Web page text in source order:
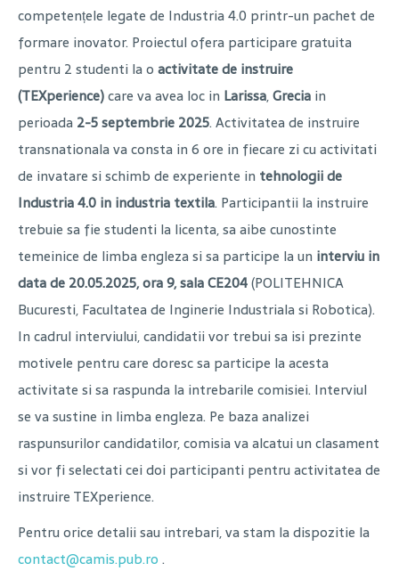
competențele legate de Industria 4.0 printr-un pachet de
formare inovator. Proiectul ofera participare gratuita
pentru 2 studenti la o activitate de instruire
(TEXperience)care va avea loc in Larissa,Grecia in
perioada 2-5 septembrie 2025. Activitatea de instruire
transnationala va consta in 6 ore in fiecare zi cu activitati
de invatare si schimb de experiente in tehnologii de
Industria 4.0 in industria textila. Participantii la instruire
trebuie sa fie studenti la licenta, sa aibe cunostinte
temeinice de limba engleza si sa participe la un interviu in
data de 20.05.2025, ora 9, sala CE204(POLITEHNICA
Bucuresti, Facultatea de Inginerie Industriala si Robotica).
In cadrul interviului, candidatii vor trebui sa isi prezinte
motivele pentru care doresc sa participe la acesta
activitate si sa raspunda la intrebarile comisiei. Interviul
se va sustine in limba engleza. Pe baza analizei
raspunsurilor candidatilor, comisia va alcatui un clasament
si vor fi selectati cei doi participanti pentru activitatea de
instruire TEXperience.
Pentru orice detalii sau intrebari, va stam la dispozitie la
contact@camis.pub.ro .